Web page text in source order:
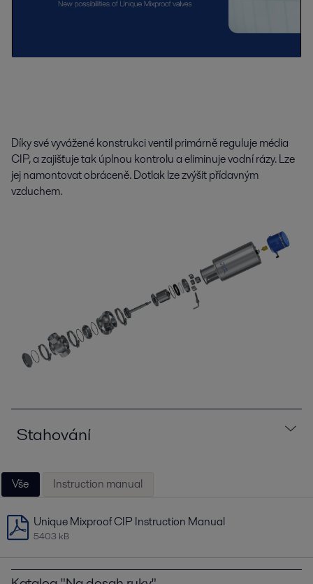
Díky své vyvážené konstrukci ventil primárně reguluje média
CIP, a zajišťuje tak úplnou kontrolu a eliminuje vodní rázy. Lze
jej namontovat obráceně. Dotlak lze zvýšit přídavným
vzduchem.
Stahování
Vše Instruction manual
Unique Mixproof CIP Instruction Manual
5403 kB